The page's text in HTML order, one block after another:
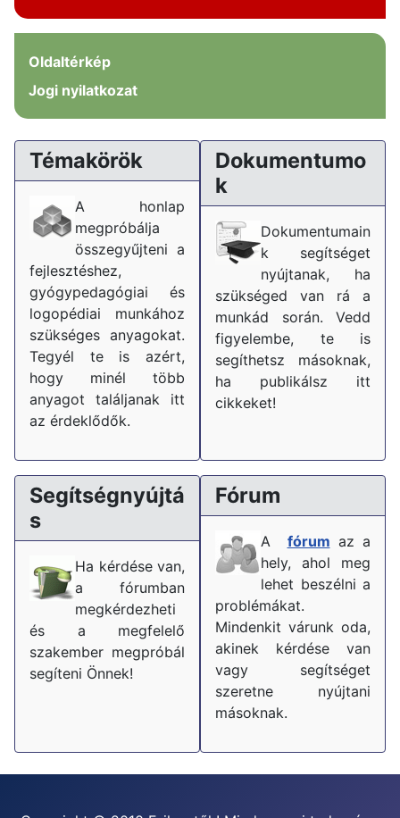
Oldaltérkép
Jogi nyilatkozat
Témakörök
A honlap
megpróbálja
összegyűjteni a
fejlesztéshez,
gyógypedagógiai és
logopédiai munkához
szükséges anyagokat.
Tegyél te is azért,
hogy minél több
anyagot találjanak itt
az érdeklődők.
Dokumentumo
k
Dokumentumain
k segítséget
nyújtanak, ha
szükséged van rá a
munkád során. Vedd
figyelembe, te is
segíthetsz másoknak,
ha publikálsz itt
cikkeket!
Segítségnyújtá
s
Ha kérdése van,
a fórumban
megkérdezheti
és a megfelelő
szakember megpróbál
segíteni Önnek!
Fórum
A fórum az a
hely, ahol meg
lehet beszélni a
problémákat.
Mindenkit várunk oda,
akinek kérdése van
vagy segítséget
szeretne nyújtani
másoknak.